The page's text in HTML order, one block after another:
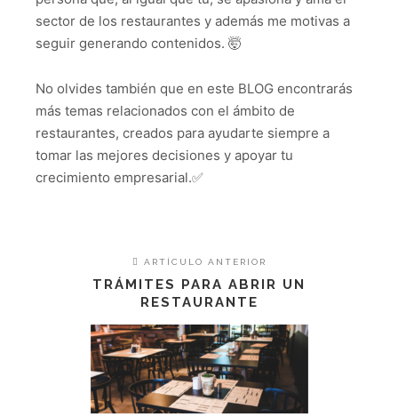
sector de los restaurantes y además me motivas a
seguir generando contenidos. 🤯
No olvides también que en este BLOG encontrarás
más temas relacionados con el ámbito de
restaurantes, creados para ayudarte siempre a
tomar las mejores decisiones y apoyar tu
crecimiento empresarial.✅
ARTÍCULO ANTERIOR
TRÁMITES PARA ABRIR UN
RESTAURANTE